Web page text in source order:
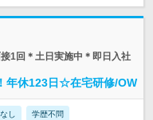
1回＊土日実施中＊即日入社
年休123日☆在宅研修/OW
し 学歴不問